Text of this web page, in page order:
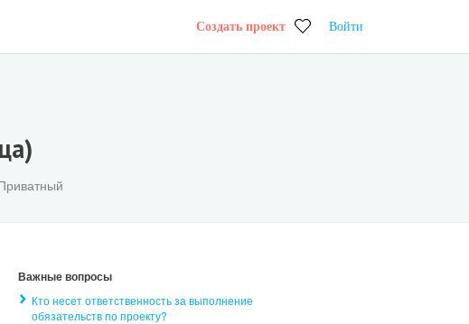
Создать проект Войти
Важные вопросы
Кто несет ответственность за выполнение
обязательств по проекту?